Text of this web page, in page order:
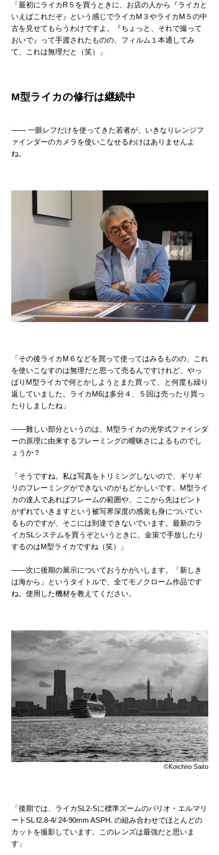
「最初にライカR５を買うときに、お店の人から『ライカと
いえばこれだぞ』という感じでライカM３やライカM５の中
古を見せてもらうわけですよ。『ちょっと、それで撮って
おいで』って手渡されたものの、フィルム１本通してみ
て、これは無理だと（笑）」
M型ライカの修行は継続中
―― 一眼レフだけを使ってきた若者が、いきなりレンジフ
ァインダーのカメラを使いこなせるわけはありませんよ
ね。
「その後ライカM６などを買って使ってはみるものの、これ
を使いこなすのは無理だと思って売るんですけれど、やっ
ぱりM型ライカで何とかしようとまた買って、と何度も繰り
返していました。ライカM6は多分４、５回は売ったり買っ
たりしましたね」
――難しい部分というのは、M型ライカの光学式ファインダ
ーの原理に由来するフレーミングの曖昧さによるものでし
ょうか？
「そうですね。私は写真をトリミングしないので、ギリギ
リのフレーミングができないのがもどかしいです。M型ライ
カの達人であればフレームの範囲や、ここから先はピント
がずれていきますという被写界深度の感覚も身についてい
るものですが、そこには到達できないでいます。最新のラ
イカSLシステムを買うぞというときに、金策で手放したり
するのはM型ライカですね（笑）」
――次に後期の展示についておうかがいします。「新しき
は海から」というタイトルで、全てモノクローム作品です
ね。使用した機材を教えてください。
©Koichiro Saito
「後期では、ライカSL2-Sに標準ズームのバリオ・エルマリ
ートSL f2.8-4/ 24-90mm ASPH. の組み合わせでほとんどの
カットを撮影しています。このレンズは最強だと思いま
す」